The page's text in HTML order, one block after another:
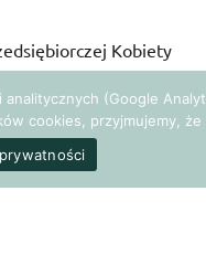
Kobiety
także przyjemność
w pokazie mody
metamorfozę
(Google
cookies, przyjmujemy,